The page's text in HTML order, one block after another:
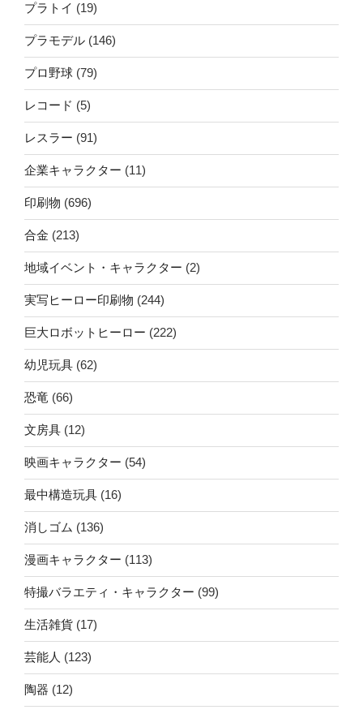
プラトイ (19)
プラモデル (146)
プロ野球 (79)
レコード (5)
レスラー (91)
企業キャラクター (11)
印刷物 (696)
合金 (213)
地域イベント・キャラクター (2)
実写ヒーロー印刷物 (244)
巨大ロボットヒーロー (222)
幼児玩具 (62)
恐竜 (66)
文房具 (12)
映画キャラクター (54)
最中構造玩具 (16)
消しゴム (136)
漫画キャラクター (113)
特撮バラエティ・キャラクター (99)
生活雑貨 (17)
芸能人 (123)
陶器 (12)